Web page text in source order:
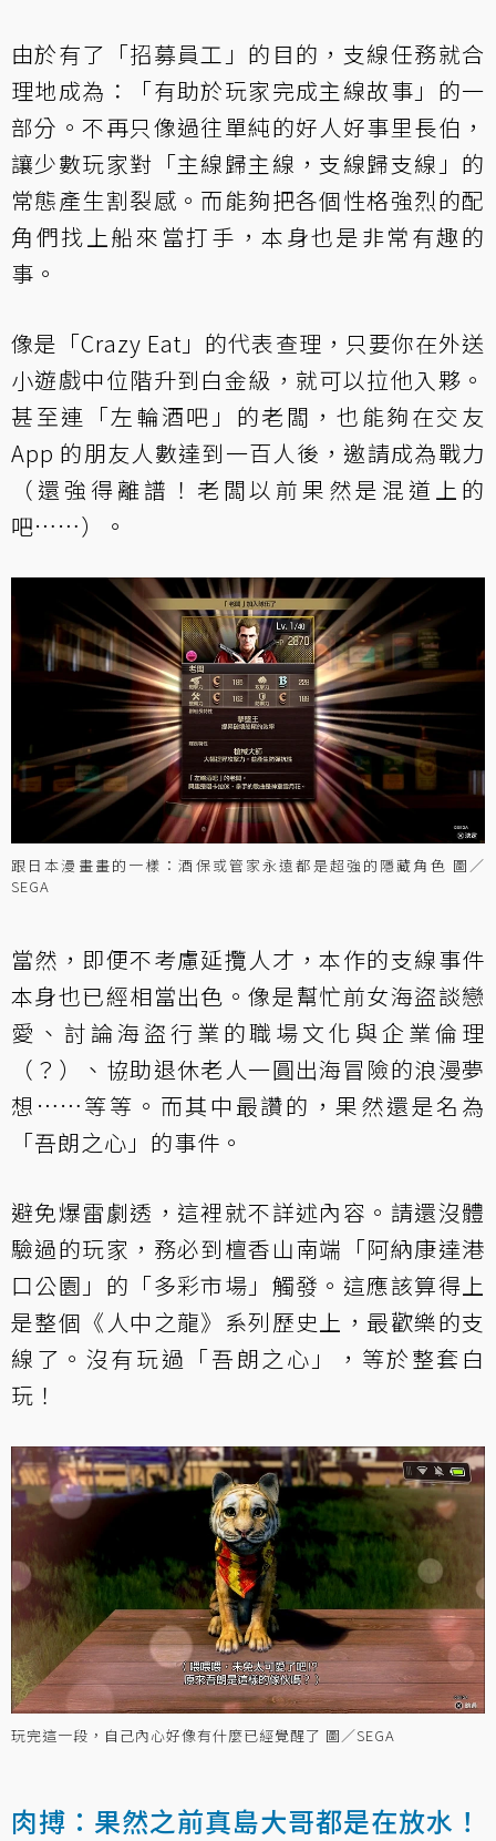
由於有了「招募員工」的目的，支線任務就合
理地成為：「有助於玩家完成主線故事」的一
部分。不再只像過往單純的好人好事里長伯，
讓少數玩家對「主線歸主線，支線歸支線」的
常態產生割裂感。而能夠把各個性格強烈的配
角們找上船來當打手，本身也是非常有趣的
事。
像是「Crazy Eat」的代表查理，只要你在外送
小遊戲中位階升到白金級，就可以拉他入夥。
甚至連「左輪酒吧」的老闆，也能夠在交友
App 的朋友人數達到一百人後，邀請成為戰力
（還強得離譜！老闆以前果然是混道上的
吧……）。
跟日本漫畫畫的一樣：酒保或管家永遠都是超強的隱藏角色 圖／
SEGA
當然，即便不考慮延攬人才，本作的支線事件
本身也已經相當出色。像是幫忙前女海盜談戀
愛、討論海盜行業的職場文化與企業倫理
（？）、協助退休老人一圓出海冒險的浪漫夢
想……等等。而其中最讚的，果然還是名為
「吾朗之心」的事件。
避免爆雷劇透，這裡就不詳述內容。請還沒體
驗過的玩家，務必到檀香山南端「阿納康達港
口公園」的「多彩市場」觸發。這應該算得上
是整個《人中之龍》系列歷史上，最歡樂的支
線了。沒有玩過「吾朗之心」，等於整套白
玩！
玩完這一段，自己內心好像有什麼已經覺醒了 圖／SEGA
肉搏：果然之前真島大哥都是在放水！